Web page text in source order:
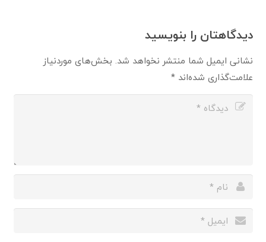
دیدگاهتان را بنویسید
نشانی ایمیل شما منتشر نخواهد شد. بخش‌های موردنیاز
علامت‌گذاری شده‌اند*